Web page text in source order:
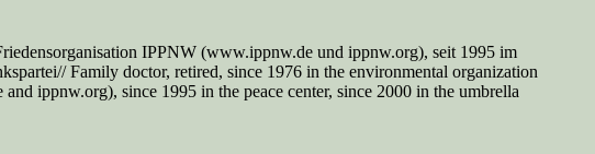
IPPNW (www.ippnw.de und ippnw.org), seit 1995 im
Family doctor, retired, since 1976 in the environmental organization
ippnw.org), since 1995 in the peace center, since 2000 in the umbrella